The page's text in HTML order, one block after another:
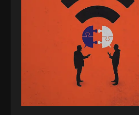
رجبی، زهرا فکرانه، فائزه فتحی
شفیعی، مانی لطفی زاده
ثابت
کاظمی‌نیا